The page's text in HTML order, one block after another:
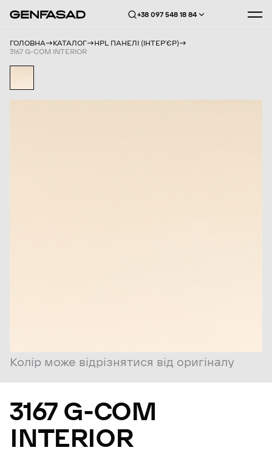
+38 097 548 18 84
ГОЛОВНА КАТАЛОГ
HPL ПАНЕЛІ (ІНТЕРʼЄР)
3167 G-COM INTERIOR
Колір може відрізнятися від оригіналу
3167 G-COM
INTERIOR